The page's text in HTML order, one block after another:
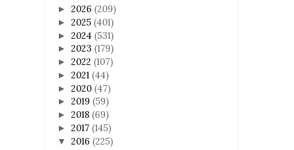
► 2026 (209)
► 2025 (401)
► 2024 (531)
► 2023 (179)
► 2022 (107)
► 2021 (44)
► 2020 (47)
► 2019 (59)
► 2018 (69)
► 2017 (145)
▼ 2016 (225)